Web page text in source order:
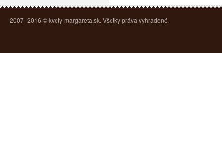
2007–2016 © kvety-margareta.sk. Všetky práva vyhradené.